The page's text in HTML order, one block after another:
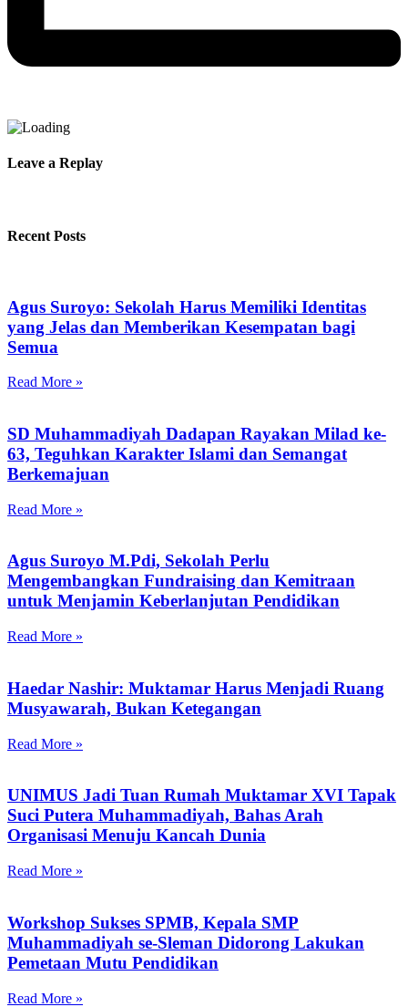
Leave a Replay
Recent Posts
Agus Suroyo: Sekolah Harus Memiliki Identitas
yang Jelas dan Memberikan Kesempatan bagi
Semua
Read More »
SD Muhammadiyah Dadapan Rayakan Milad ke-
63, Teguhkan Karakter Islami dan Semangat
Berkemajuan
Read More »
Agus Suroyo M.Pdi, Sekolah Perlu
Mengembangkan Fundraising dan Kemitraan
untuk Menjamin Keberlanjutan Pendidikan
Read More »
Haedar Nashir: Muktamar Harus Menjadi Ruang
Musyawarah, Bukan Ketegangan
Read More »
UNIMUS Jadi Tuan Rumah Muktamar XVI Tapak
Suci Putera Muhammadiyah, Bahas Arah
Organisasi Menuju Kancah Dunia
Read More »
Workshop Sukses SPMB, Kepala SMP
Muhammadiyah se-Sleman Didorong Lakukan
Pemetaan Mutu Pendidikan
Read More »